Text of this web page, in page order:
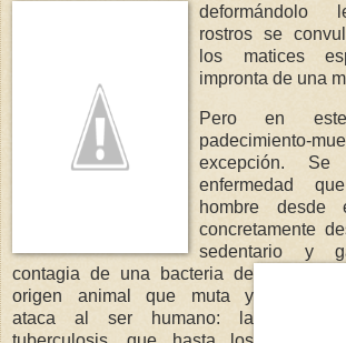
deformándolo
rostros se
los matices
impronta de una
Pero en
padecimiento-
excepción.
enfermedad
hombre desde
concretamente
sedentario y
contagia de una
bacteria de
origen animal que muta y
ataca al ser humano: la